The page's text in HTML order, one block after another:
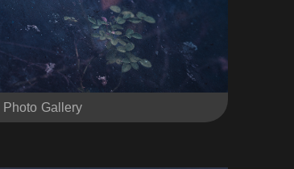
Photo Gallery